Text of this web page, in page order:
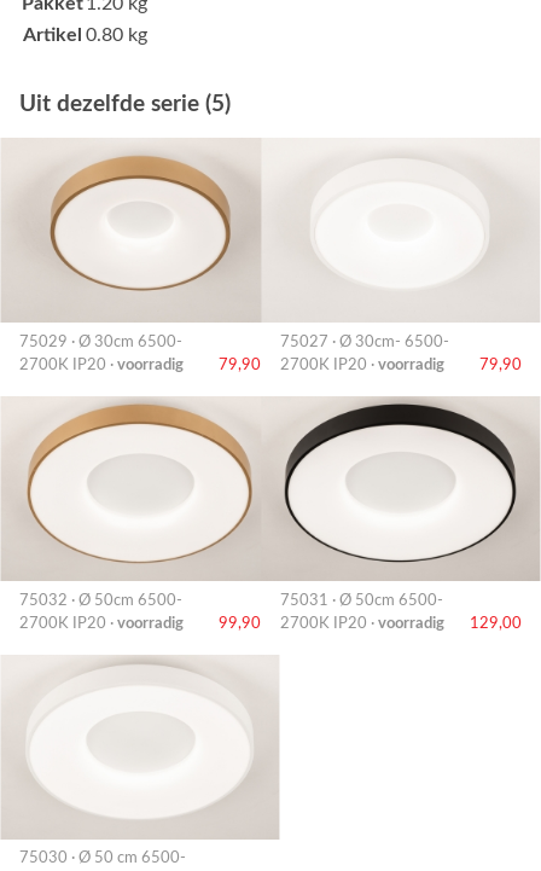
Artikel 0.80 kg
Uit dezelfde serie (5)
75029 · Ø 30cm 6500-
2700K IP20 · voorradig 79,90
75027 · Ø 30cm- 6500-
2700K IP20 · voorradig 79,90
75032 · Ø 50cm 6500-
2700K IP20 · voorradig 99,90
75031 · Ø 50cm 6500-
2700K IP20 · voorradig 129,00
75030 · Ø 50 cm 6500-